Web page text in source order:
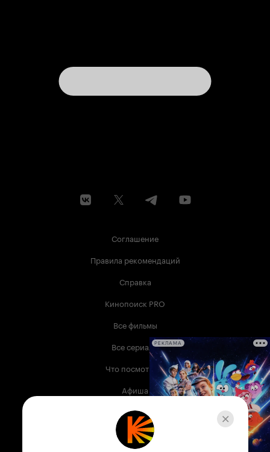
Соглашение
Правила рекомендаций
Справка
Кинопоиск PRO
Все фильмы
Все сериалы
Что посмотреть
Афиша
Музыка
Телепрограмма
РЕКЛАМА